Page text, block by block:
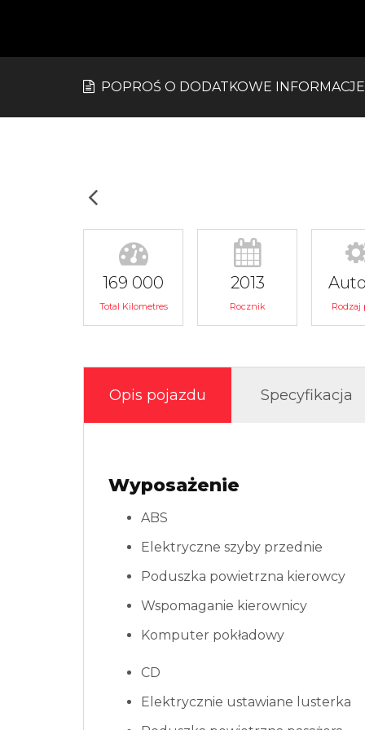
POPROŚ O DODATKOWE INFORMACJE
169 000
Total Kilometres
2013
Rocznik Rodzaj
Opis pojazdu Specyfikacja
Wyposażenie
ABS
Elektryczne szyby przednie
Poduszka powietrzna kierowcy
Wspomaganie kierownicy
Komputer pokładowy
CD
Elektrycznie ustawiane lusterka